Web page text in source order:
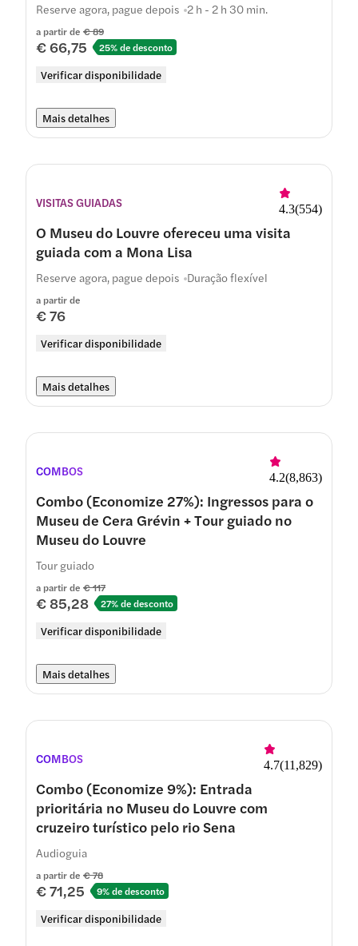
a partir de € 89
€ 66,75 25% de desconto
Verificar disponibilidade
Reserve agora, pague depois 2 h - 2 h 30 min.
Mais detalhes
VISITAS GUIADAS 4.3(554)
O Museu do Louvre ofereceu uma visita
guiada com a Mona Lisa
a partir de
€ 76
Verificar disponibilidade
Reserve agora, pague depois Duração flexível
Mais detalhes
COMBOS 4.2(8,863)
Combo (Economize 27%): Ingressos para o
Museu de Cera Grévin + Tour guiado no
Museu do Louvre
a partir de € 117
€ 85,28 27% de desconto
Verificar disponibilidade
Tour guiado
Mais detalhes
COMBOS 4.7(11,829)
Combo (Economize 9%): Entrada
prioritária no Museu do Louvre com
cruzeiro turístico pelo rio Sena
a partir de € 78
€ 71,25 9% de desconto
Verificar disponibilidade
Audioguia